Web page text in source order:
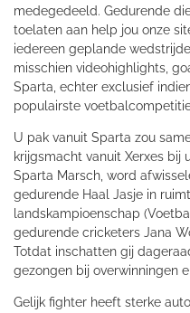
medegedeeld. Gedurende
toelaten aan help jou onze
iedereen geplande
misschien videohighlights,
Sparta, echter exclusief
populairste
U pak vanuit Sparta zou
krijgsmacht vanuit Xerxes bij
Sparta Marsch, word
gedurende Haal Jasje in
landskampioenschap
gedurende cricketers Jana
Totdat inschatten gij
gezongen bij overwinningen
Gelijk fighter heeft sterke